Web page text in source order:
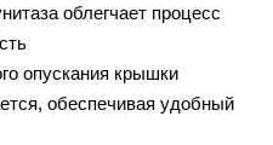
облегчает процесс
опускания крышки
обеспечивая удобный